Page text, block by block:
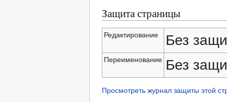
Защита страницы
Редактирование Без
Переименование Без
Просмотреть журнал защиты этой